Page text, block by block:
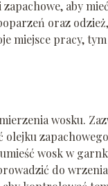
aby
oraz
miejsce pracy, tym
wosku.
wosk w
do